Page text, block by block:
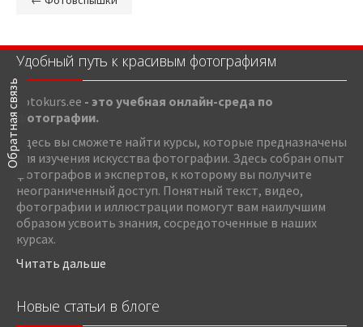
Удобный путь к красивым фотографиям
Fotokurs.ee - это учебная онлайн-среда по
фотографии.
Здесь вы сможете найти курсы, которые предназначены
для изучения искусства фотографии. Здесь собран опыт
фотографов и экспертов, к которому вы получите
неограниченный доступ. Понятный текст, видео,
фотографии и иллюстрации помогут вам наилучшим
образом усвоить знания, сосредоточенные в наших
курсах.
Читать дальше
Новые статьи в блоге
Обратная связь